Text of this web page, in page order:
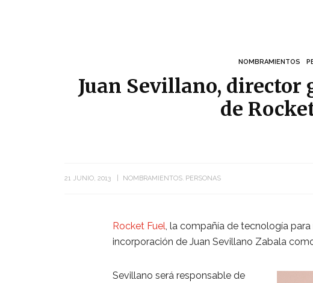
NOMBRAMIENTOS
Juan Sevillano, director
de
21 JUNIO, 2013 NOMBRAMIENTOS PERSONAS
Rocket Fuel, la compañía de tecnología
incorporación de Juan Sevillano Zabala
Sevillano será responsable de